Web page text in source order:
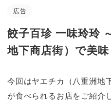
広告
餃子百珍 一味玲玲
地下商店街）で美
今回はヤエチカ（八重洲地
が食べられるお店をご紹介